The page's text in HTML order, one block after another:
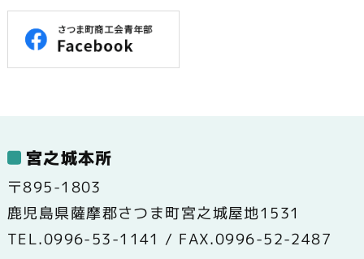
宮之城本所
〒895-1803
鹿児島県薩摩郡さつま町宮之城屋地1531
TEL.0996-53-1141 / FAX.0996-52-2487